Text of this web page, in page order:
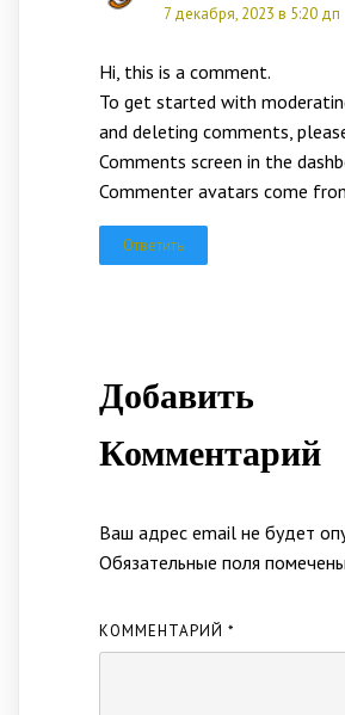
7 декабря, 2023 в 5:20 дп
Hi, this is a comment.
To get started with
and deleting comments,
Comments screen in the
Commenter avatars come
Ответить
Добавить
Комментарий
Ваш адрес email не будет
Обязательные поля помечены
КОММЕНТАРИЙ *